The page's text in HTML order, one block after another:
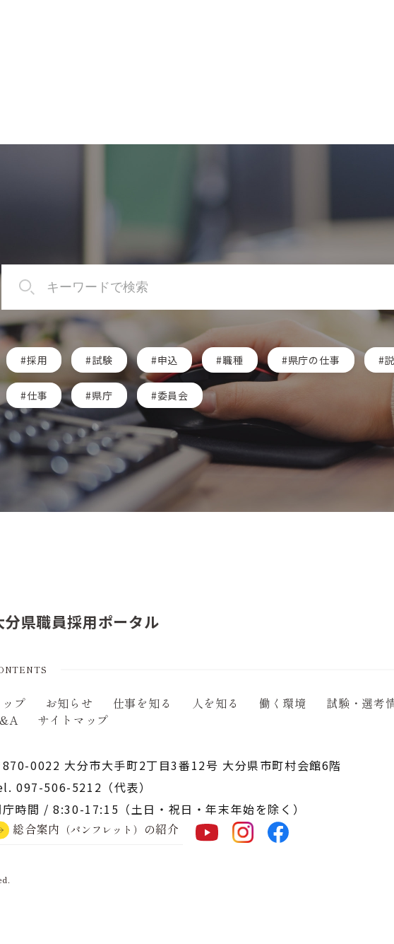
採用 試験 申込 職種 県庁の仕事
仕事 県庁 委員会
分県職員採用ポータル
ップ お知らせ 仕事を知る 人を知る 働く環境
試験・選考
サイトマップ
870-0022 大分市大手町2丁目3番12号 大分県市町村会館6階
097-506-5212 （代表）
庁時間 / 8:30-17:15 （土日・祝日・年末年始を除く）
総合案内 （パンフレット） の紹介